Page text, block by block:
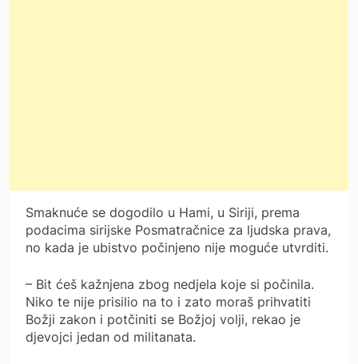
Smaknuće se dogodilo u Hami, u Siriji, prema
podacima sirijske Posmatračnice za ljudska prava,
no kada je ubistvo počinjeno nije moguće utvrditi.
– Bit ćeš kažnjena zbog nedjela koje si počinila.
Niko te nije prisilio na to i zato moraš prihvatiti
Božji zakon i potčiniti se Božjoj volji, rekao je
djevojci jedan od militanata.